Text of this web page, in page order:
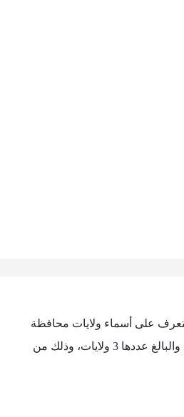
على أسماء ولايات محافظة
الظاهرة في سلطنة عمان والبالغ عددها 3 ولايات، وذلك من